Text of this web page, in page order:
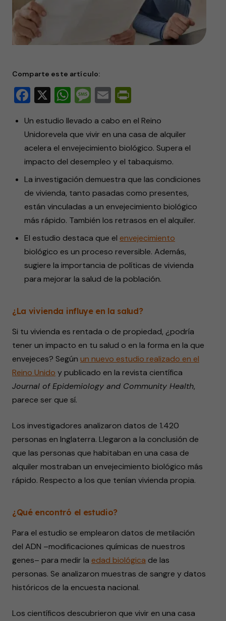
Comparte este artículo:
Facebook
X WhatsApp
Message
Email
Un estudio llevado a cabo en el Reino
Unidorevela que vivir en una casa de alquiler
acelera el envejecimiento biológico. Supera el
impacto del desempleo y el tabaquismo.
La investigación demuestra que las condiciones
de vivienda, tanto pasadas como presentes,
están vinculadas a un envejecimiento biológico
más rápido. También los retrasos en el alquiler.
El estudio destaca que el envejecimiento
biológico es un proceso reversible. Además,
sugiere la importancia de políticas de vivienda
para mejorar la salud de la población.
¿La vivienda influye en la salud?
Si tu vivienda es rentada o de propiedad, ¿podría
tener un impacto en tu salud o en la forma en la que
envejeces? Según un nuevo estudio realizado en el
Reino Unido y publicado en la revista científica
Journal of Epidemiology and Community Health,
parece ser que sí.
Los investigadores analizaron datos de 1.420
personas en Inglaterra. Llegaron a la conclusión de
que las personas que habitaban en una casa de
alquiler mostraban un envejecimiento biológico más
rápido. Respecto a los que tenían vivienda propia.
¿Qué encontró el estudio?
Para el estudio se emplearon datos de metilación
del ADN –modificaciones químicas de nuestros
genes– para medir la edad biológica de las
personas. Se analizaron muestras de sangre y datos
históricos de la encuesta nacional.
Los científicos descubrieron que vivir en una casa